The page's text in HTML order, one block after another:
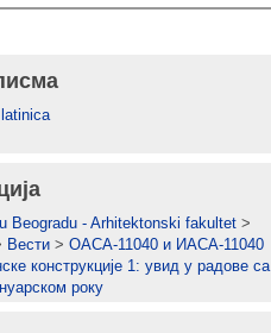
latinica
Beogradu - Arhitektonski fakultet >
Вести > ОАСА-11040 и ИАСА-11040
конструкције 1: увид у радове са
року